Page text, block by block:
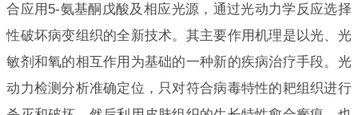
合应用5-氨基酮戊酸及相应光源，通过光动力学反应选择
性破坏病变组织的全新技术。其主要作用机理是以光、光
敏剂和氧的相互作用为基础的一种新的疾病治疗手段。光
动力检测分析准确定位，只对符合病毒特性的耙组织进行